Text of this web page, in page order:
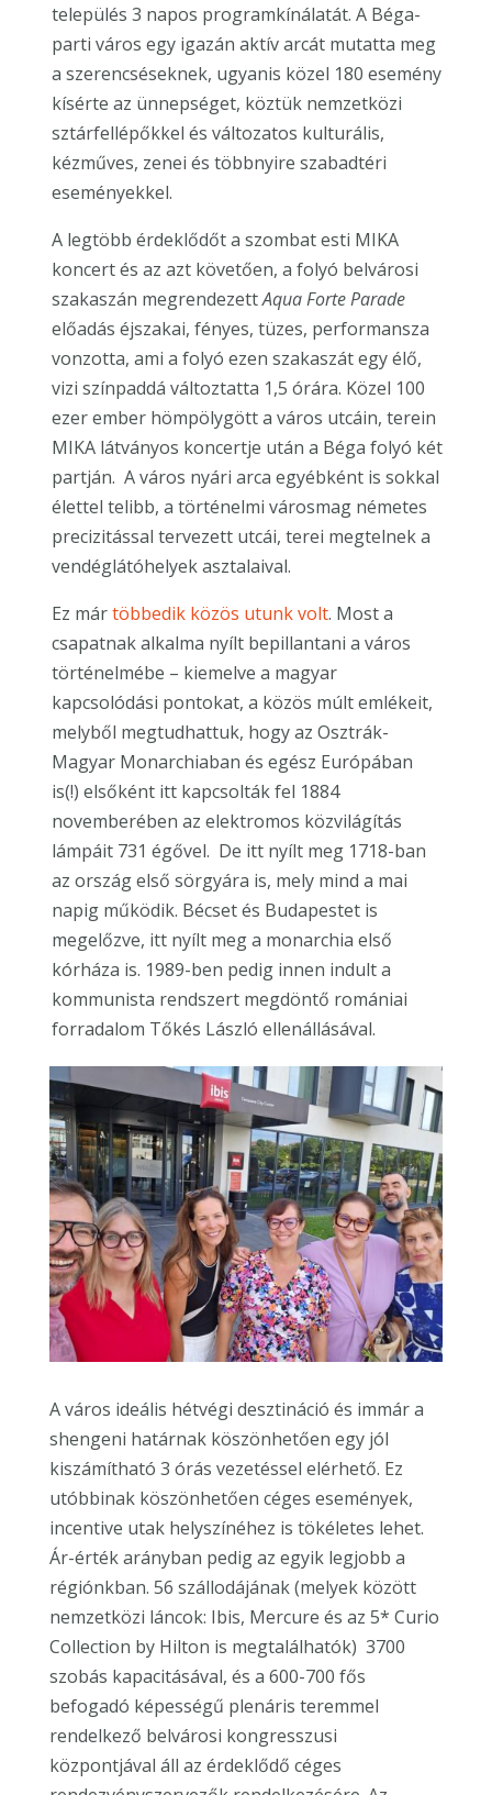
település 3 napos programkínálatát. A Béga-
parti város egy igazán aktív arcát mutatta meg
a szerencséseknek, ugyanis közel 180 esemény
kísérte az ünnepséget, köztük nemzetközi
sztárfellépőkkel és változatos kulturális,
kézműves, zenei és többnyire szabadtéri
eseményekkel.
A legtöbb érdeklődőt a szombat esti MIKA
koncert és az azt követően, a folyó belvárosi
szakaszán megrendezettAqua Forte Parade
előadás éjszakai, fényes, tüzes, performansza
vonzotta, ami a folyó ezen szakaszát egy élő,
vizi színpaddá változtatta 1,5 órára. Közel 100
ezer ember hömpölygött a város utcáin, terein
MIKA látványos koncertje után a Béga folyó két
partján. A város nyári arca egyébként is sokkal
élettel telibb, a történelmi városmag németes
precizitással tervezett utcái, terei megtelnek a
vendéglátóhelyek asztalaival.
Ez mártöbbedik közös utunk volt. Most a
csapatnak alkalma nyílt bepillantani a város
történelmébe – kiemelve a magyar
kapcsolódási pontokat, a közös múlt emlékeit,
melyből megtudhattuk, hogy az Osztrák-
Magyar Monarchiaban és egész Európában
is(!) elsőként itt kapcsolták fel 1884
novemberében az elektromos közvilágítás
lámpáit 731 égővel. De itt nyílt meg 1718-ban
az ország első sörgyára is, mely mind a mai
napig működik. Bécset és Budapestet is
megelőzve, itt nyílt meg a monarchia első
kórháza is. 1989-ben pedig innen indult a
kommunista rendszert megdöntő romániai
forradalom Tőkés László ellenállásával.
A város ideális hétvégi desztináció és immár a
shengeni határnak köszönhetően egy jól
kiszámítható 3 órás vezetéssel elérhető. Ez
utóbbinak köszönhetően céges események,
incentive utak helyszínéhez is tökéletes lehet.
Ár-érték arányban pedig az egyik legjobb a
régiónkban. 56 szállodájának (melyek között
nemzetközi láncok: Ibis, Mercure és az 5* Curio
Collection by Hilton is megtalálhatók) 3700
szobás kapacitásával, és a 600-700 fős
befogadó képességű plenáris teremmel
rendelkező belvárosi kongresszusi
központjával áll az érdeklődő céges